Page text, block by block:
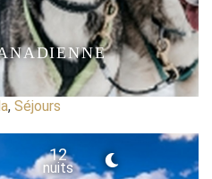
, Séjours
12
nuits